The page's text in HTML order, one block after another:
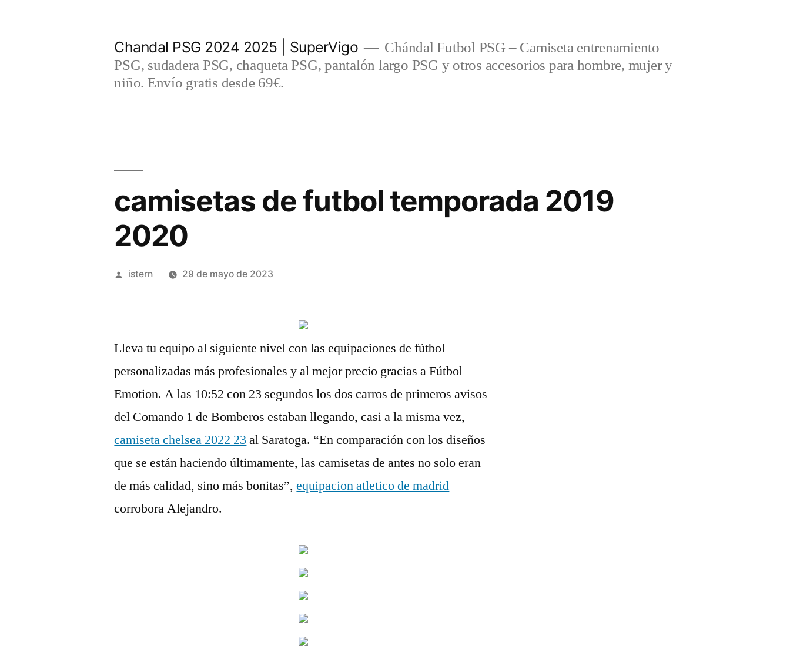
Chandal PSG 2024 2025 | SuperVigo
Chándal Futbol PSG – Camiseta entrenamiento
PSG, sudadera PSG, chaqueta PSG, pantalón largo PSG y otros accesorios para hombre, mujer y
niño. Envío gratis desde 69€.
camisetas de futbol temporada 2019
2020
Publicado
istern 29 de mayo de 2023
Lleva tu equipo al siguiente nivel con las equipaciones de fútbol
personalizadas más profesionales y al mejor precio gracias a Fútbol
Emotion. A las 10:52 con 23 segundos los dos carros de primeros avisos
del Comando 1 de Bomberos estaban llegando, casi a la misma vez,
camiseta chelsea 2022 23 al Saratoga. “En comparación con los diseños
que se están haciendo últimamente, las camisetas de antes no solo eran
de más calidad, sino más bonitas”,equipacion atletico de madrid
corrobora Alejandro.